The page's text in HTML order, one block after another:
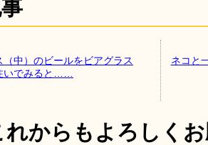
（中）のビールをビアグラス
いでみると……
ネコと
れからもよろしく